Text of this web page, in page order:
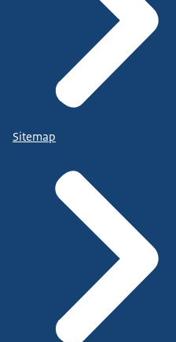
Sitemap